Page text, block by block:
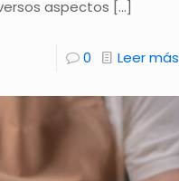
aspectos […]
0 Leer más